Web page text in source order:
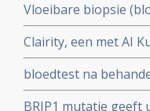
Vloeibare biopsie
steeds vaker
borstkanker. Hier
Clairity, een met AI
eerder ontstaan van
officieel erkent als
bloedtest na
mutaties die soms
BRIP1 mutatie geeft